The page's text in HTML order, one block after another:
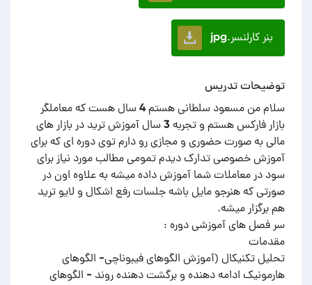
بنر کارلنسر.jpg
توضیحات تدریس
سلام من مسعود سلطانی هستم 4 سال هست که معاملگر
بازار فارکس هستم و تجربه 3 سال آموزش ترید در بازار های
مالی به صورت حضوری و مجازی رو دارم توی دوره ای که برای
آموزش خصوصی تدارک دیدم تمومی مطالب مورد نیاز برای
سود در معاملات شما آموزش داده میشه به علاوه اون در
صورتی که هنرجو مایل باشه جلسات رفع اشکال و لایو ترید
تحلیل تکنیکال (آموزش الگوهای فیبوناچی- الگوهای
هارمونیک ادامه دهنده و برگشت دهنده روند - الگوهای